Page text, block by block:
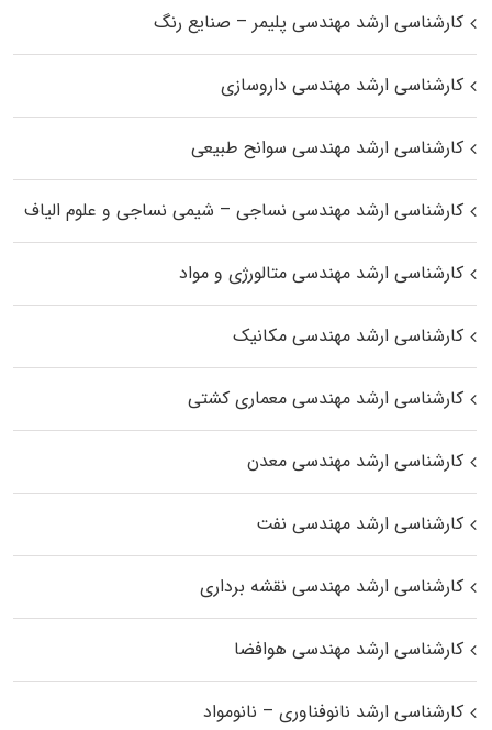
کارشناسی ارشد مهندسی پلیمر – صنایع رنگ
کارشناسی ارشد مهندسی داروسازی
کارشناسی ارشد مهندسی سوانح طبیعی
کارشناسی ارشد مهندسی نساجی – شیمی نساجی و علوم الیاف
کارشناسی ارشد مهندسی متالورژی و مواد
کارشناسی ارشد مهندسی مکانیک
کارشناسی ارشد مهندسی معماری کشتی
کارشناسی ارشد مهندسی معدن
کارشناسی ارشد مهندسی نفت
کارشناسی ارشد مهندسی نقشه برداری
کارشناسی ارشد مهندسی هوافضا
کارشناسی ارشد نانوفناوری – نانومواد